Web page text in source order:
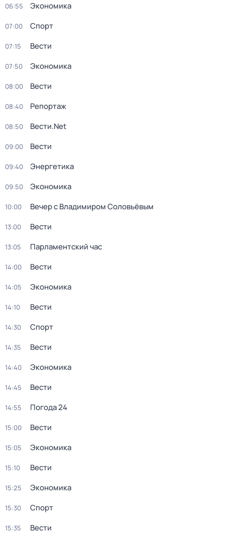
06:55 Экономика
07:00 Спорт
07:15 Вести
07:50 Экономика
08:00 Вести
08:40 Репортаж
08:50 Вести.Net
09:00 Вести
09:40 Энергетика
09:50 Экономика
10:00 Вечер с Владимиром Соловьёвым
13:00 Вести
13:05 Парламентский час
14:00 Вести
14:05 Экономика
14:10 Вести
14:30 Спорт
14:35 Вести
14:40 Экономика
14:45 Вести
14:55 Погода 24
15:00 Вести
15:05 Экономика
15:10 Вести
15:25 Экономика
15:30 Спорт
15:35 Вести